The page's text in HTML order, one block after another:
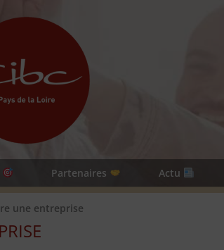
Partenaires Actu
une entreprise